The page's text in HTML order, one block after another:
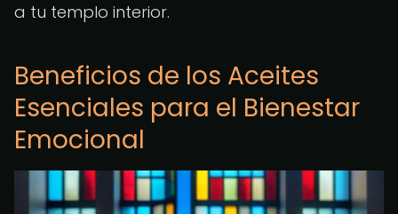
a tu templo interior.
Beneficios de los Aceites
Esenciales para el Bienestar
Emocional